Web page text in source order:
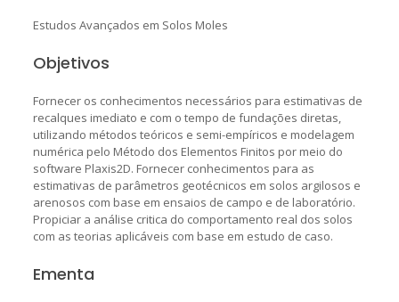
Estudos Avançados em Solos Moles
Objetivos
Fornecer os conhecimentos necessários para estimativas de
recalques imediato e com o tempo de fundações diretas,
utilizando métodos teóricos e semi-empíricos e modelagem
numérica pelo Método dos Elementos Finitos por meio do
software Plaxis2D. Fornecer conhecimentos para as
estimativas de parâmetros geotécnicos em solos argilosos e
arenosos com base em ensaios de campo e de laboratório.
Propiciar a análise critica do comportamento real dos solos
com as teorias aplicáveis com base em estudo de caso.
Ementa